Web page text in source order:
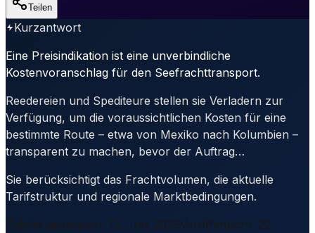
Teilen
Kurzantwort
Eine Preisindikation ist eine unverbindliche
Kostenvoranschlag für den Seefrachttransport.
Reedereien und Spediteure stellen sie Verladern zur
Verfügung, um die voraussichtlichen Kosten für eine
bestimmte Route – etwa von Mexiko nach Kolumbien –
transparent zu machen, bevor der Auftrag…
Sie berücksichtigt das Frachtvolumen, die aktuelle
Tarifstruktur und regionale Marktbedingungen.
Zuletzt aktualisiert: 12. Juni 2026Veröffentlicht: 22.